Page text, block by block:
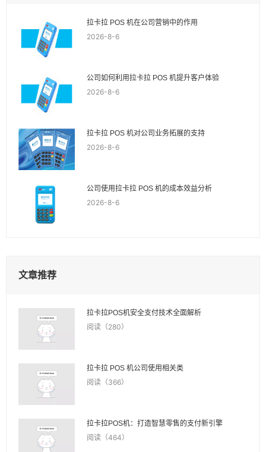
拉卡拉 POS 机在公司营销中的作用
2026-8-6
公司如何利用拉卡拉 POS 机提升客户体验
2026-8-6
拉卡拉 POS 机对公司业务拓展的支持
2026-8-6
公司使用拉卡拉 POS 机的成本效益分析
2026-8-6
文章推荐
拉卡拉POS机安全支付技术全面解析
阅读（280）
拉卡拉 POS 机公司使用相关类
阅读（366）
拉卡拉POS机：打造智慧零售的支付新引擎
阅读（464）